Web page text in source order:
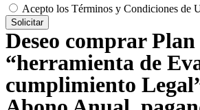
Acepto los Términos y Condiciones de
Solicitar
Deseo comprar
“herramienta de
cumplimiento